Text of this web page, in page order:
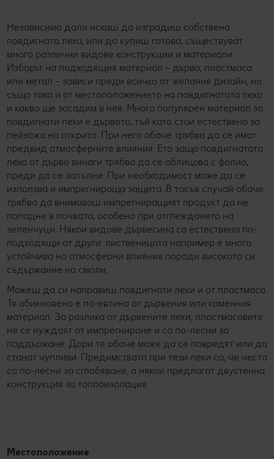
Независимо дали искаш да изградиш собствена
повдигната леха, или да купиш готова, съществуват
много различни видове конструкции и материали.
Изборът на подходящия материал – дърво, пластмаса
или метал – зависи преди всичко от желания дизайн, но
също така и от местоположението на повдигнатата леха
и какво ще засадим в нея. Много популярен материал за
повдигнати лехи е дървото, тъй като стои естествено за
пейзажа на открито. При него обаче трябва да се имат
предвид атмосферните влияния. Ето защо повдигнатата
леха от дърво винаги трябва да се облицова с фолио,
преди да се запълни. При необходимост може да се
използва и импрегнираща защита. В такъв случай обаче
трябва да внимаваш импрегниращият продукт да не
попадне в почвата, особено при отглеждането на
зеленчуци. Някои видове дървесина са естествено по-
подходящи от други: лиственицата например е много
устойчива на атмосферни влияния поради високото си
съдържание на смоли.
Можеш да си направиш повдигнати лехи и от пластмаса.
Тя обикновено е по-евтина от дървения или каменния
материал. За разлика от дървените лехи, пластмасовите
не се нуждаят от импрегниране и са по-лесни за
поддържане. Дори те обаче може да се повредят или да
станат чупливи. Предимствата при тези лехи са, че често
са по-лесни за сглобяване, а някои предлагат двустенна
конструкция за топлоизолация.
Местоположение